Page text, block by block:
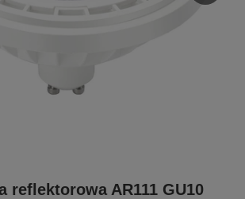
reflektorowa AR111 GU10